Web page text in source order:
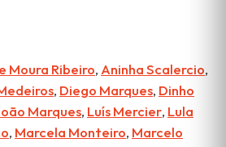
Moura Ribeiro, Aninha Scalercio,
, Diego Marques, Dinho
Marques, Luís Mercier, Lula
, Marcela Monteiro, Marcelo